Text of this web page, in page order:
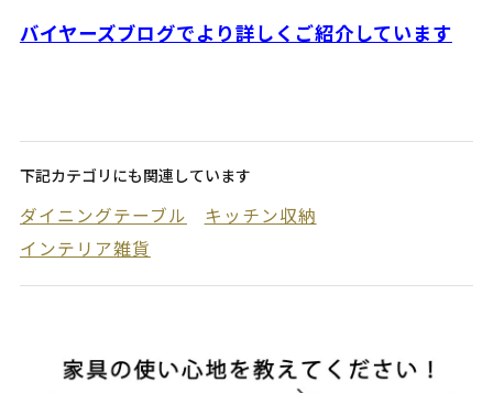
バイヤーズブログでより詳しくご紹介しています
下記カテゴリにも関連しています
ダイニングテーブル
キッチン収納
インテリア雑貨